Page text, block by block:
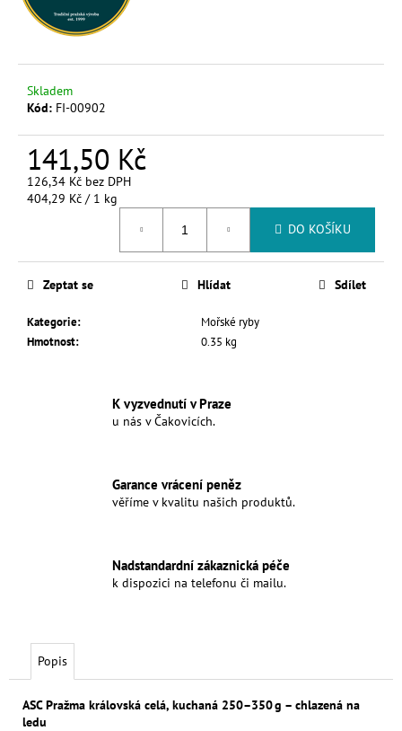
Skladem
Kód: FI-00902
141,50 Kč
126,34 Kč bez DPH
Měrná
404,29 Kč / 1 kg
DO KOŠÍKU
Kategorie:
Mořské ryby
Hmotnost: 0.35 kg
Zeptat se Hlídat Sdílet
K vyzvednutí v Praze
u nás v Čakovicích.
Garance vrácení peněz
věříme v kvalitu našich produktů.
Nadstandardní zákaznická péče
k dispozici na telefonu či mailu.
Popis
ASC Pražma královská celá, kuchaná 250–350 g – chlazená na
ledu
u
m
e